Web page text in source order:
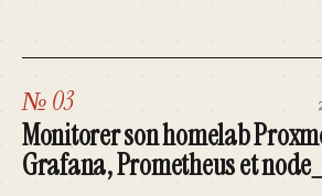
№ 03
Monitorer son homelab
Grafana, Prometheus et